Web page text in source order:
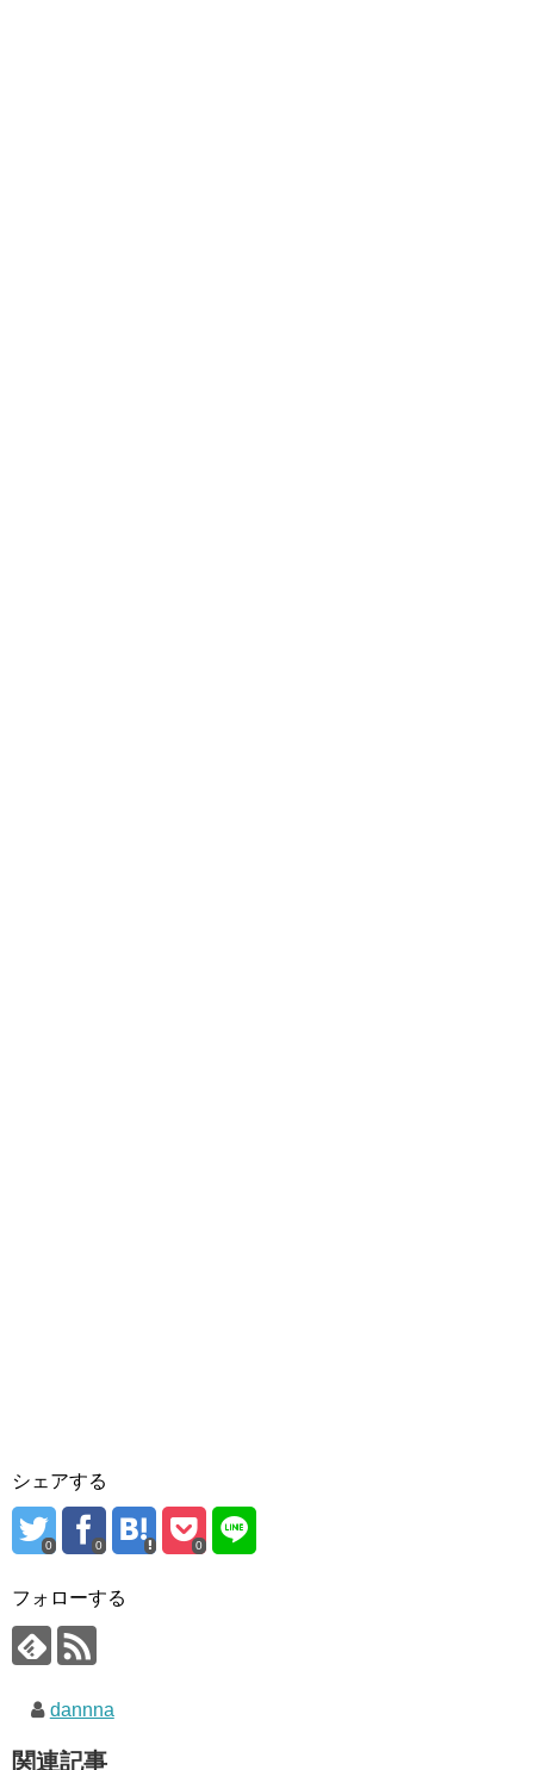
シェアする
0 0 0
フォローする
dannna
関連記事